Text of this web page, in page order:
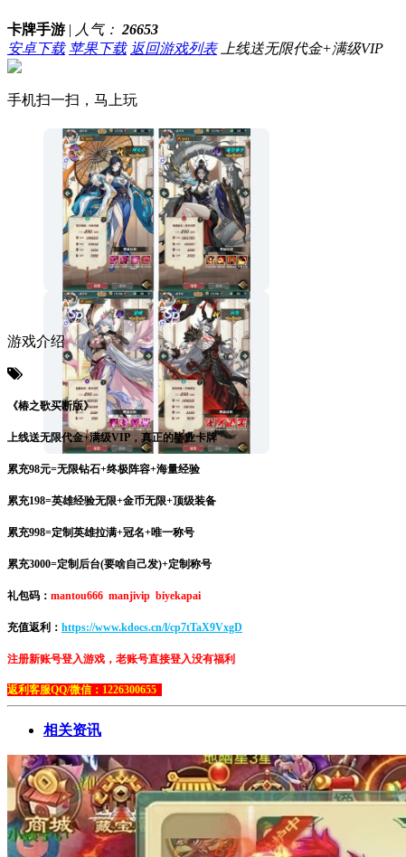
卡牌手游 | 人气： 26653
安卓下载 苹果下载 返回游戏列表 上线送无限代金+满级VIP
手机扫一扫，马上玩
游戏介绍
《椿之歌买断版》
上线送无限代金+满级VIP，真正的毕业卡牌
累充98元=无限钻石+终极阵容+海量经验
累充198=英雄经验无限+金币无限+顶级装备
累充998=定制英雄拉满+冠名+唯一称号
累充3000=定制后台(要啥自己发)+定制称号
礼包码： mantou666 manjivip biyekapai
充值返利： https://www.kdocs.cn/l/cp7tTaX9VxgD
注册新账号登入游戏，老账号直接登入没有福利
返利客服QQ/微信：1226300655
相关资讯